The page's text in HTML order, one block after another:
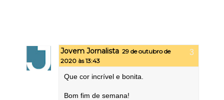
Jovem Jornalista 29 de outubro de
2020 às 13:43
Que cor incrível e bonita.
Bom fim de semana!